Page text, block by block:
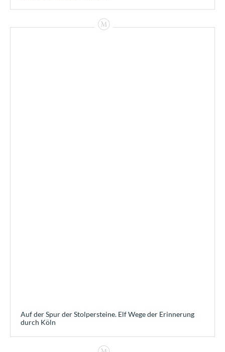
Auf der Spur der Stolpersteine. Elf Wege der Erinnerung
durch Köln